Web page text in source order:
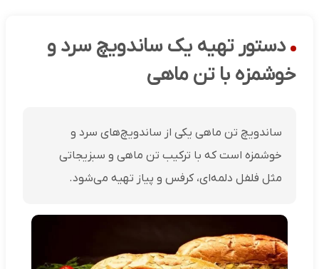
دستور تهیه یک ساندویچ سرد و
خوشمزه با تن ماهی
ساندویچ تن ماهی یکی از ساندویچ‌های سرد و
خوشمزه است که با ترکیب تن ماهی و سبزیجاتی
مثل فلفل دلمه‌ای، کرفس و پیاز تهیه می‌شود.